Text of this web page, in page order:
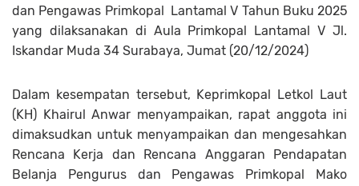
dan Pengawas Primkopal Lantamal V Tahun Buku 2025
yang dilaksanakan di Aula Primkopal Lantamal V Jl.
Iskandar Muda 34 Surabaya, Jumat (20/12/2024)
Dalam kesempatan tersebut, Keprimkopal Letkol Laut
(KH) Khairul Anwar menyampaikan, rapat anggota ini
dimaksudkan untuk menyampaikan dan mengesahkan
Rencana Kerja dan Rencana Anggaran Pendapatan
Belanja Pengurus dan Pengawas Primkopal Mako